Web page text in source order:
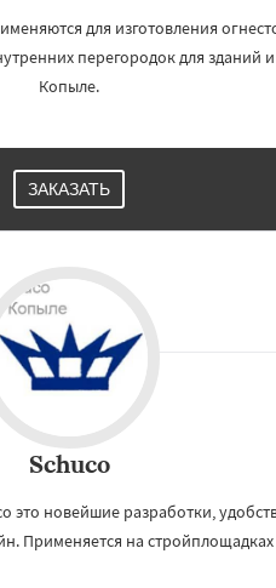
для изготовления
перегородок для зданий
Копыле.
ЗАКАЗАТЬ
Schuco
новейшие разработки,
Применяется на